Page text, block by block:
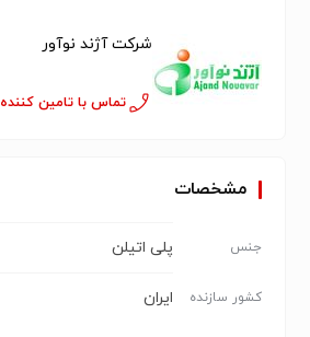
شرکت آژند نوآور
تماس با تامین کننده
مشخصات
جنس پلی اتیلن
کشور سازنده ایران